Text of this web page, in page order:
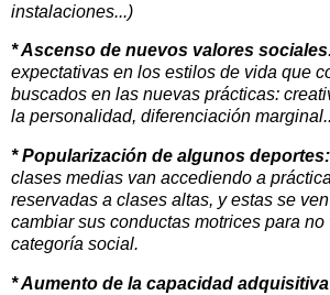
instalaciones...)
* Ascenso de nuevos valores sociales
expectativas en los estilos de vida que
buscados en las nuevas prácticas:
la personalidad, diferenciación
* Popularización de algunos deportes:
clases medias van accediendo a
reservadas a clases altas, y estas se
cambiar sus conductas motrices para
categoría social.
* Aumento de la capacidad